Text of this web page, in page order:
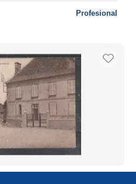
Profesional